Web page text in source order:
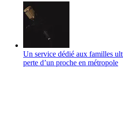
Un service dédié aux familles
perte d’un proche en métropole